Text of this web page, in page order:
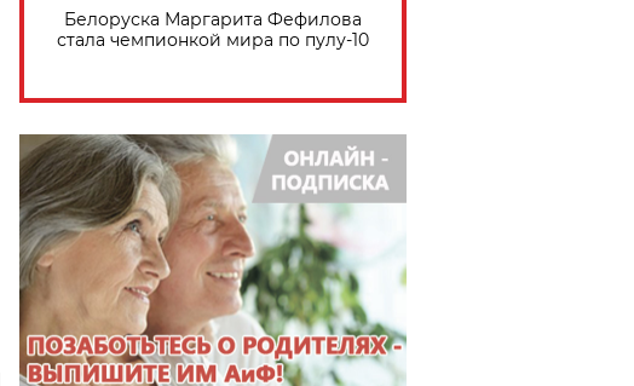
Белоруска Маргарита Фефилова
стала чемпионкой мира по пулу-10